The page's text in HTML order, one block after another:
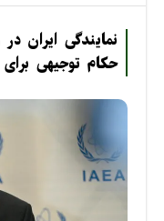
نمایندگی ایران
حکام توجیهی برای